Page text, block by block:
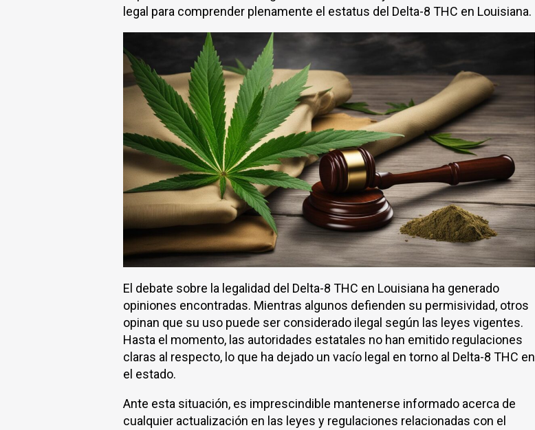
legal para comprender plenamente el estatus del Delta-8 THC en Louisiana.
El debate sobre la legalidad del Delta-8 THC en Louisiana ha generado
opiniones encontradas. Mientras algunos defienden su permisividad, otros
opinan que su uso puede ser considerado ilegal según las leyes vigentes.
Hasta el momento, las autoridades estatales no han emitido regulaciones
claras al respecto, lo que ha dejado un vacío legal en torno al Delta-8 THC en
el estado.
Ante esta situación, es imprescindible mantenerse informado acerca de
cualquier actualización en las leyes y regulaciones relacionadas con el